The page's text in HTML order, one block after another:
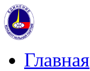
Главная